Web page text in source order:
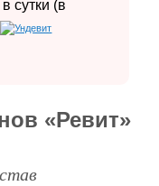
сутки (в
«Ревит»